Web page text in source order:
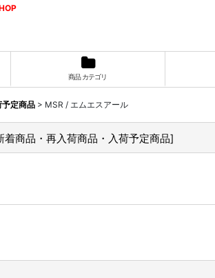
商品 カテゴリ
定商品 > MSR / エムエスアール
着商品・再入荷商品・入荷予定商品]